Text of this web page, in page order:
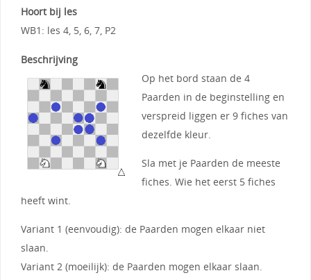
Hoort bij les
WB1: les 4, 5, 6, 7, P2
Beschrijving
Op het bord staan de 4
Paarden in de beginstelling en
verspreid liggen er 9 fiches van
dezelfde kleur.
Sla met je Paarden de meeste
fiches. Wie het eerst 5 fiches
heeft wint.
Variant 1 (eenvoudig): de Paarden mogen elkaar niet
slaan.
Variant 2 (moeilijk): de Paarden mogen elkaar slaan.